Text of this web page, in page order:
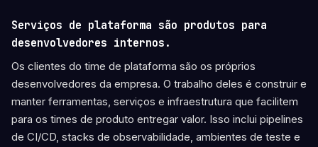
Serviços de plataforma são produtos para
desenvolvedores internos.
Os clientes do time de plataforma são os próprios
desenvolvedores da empresa. O trabalho deles é construir e
manter ferramentas, serviços e infraestrutura que facilitem
para os times de produto entregar valor. Isso inclui pipelines
de CI/CD, stacks de observabilidade, ambientes de teste e